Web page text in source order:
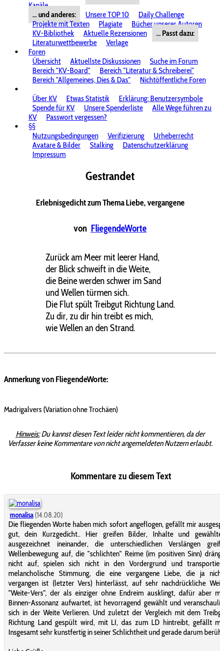
Kanäle
... und anderes:
Unsere TOP 10
Daily Challenge
Projekte mit Texten
Plagiate
Bücher unserer Autoren
KV-Bibliothek
Aktuelle Rezensionen
... Passt dazu:
Literaturwettbewerbe
Verlage
Foren
Übersicht
Aktuellste Diskussionen
Suche im Forum
Bereich "KV-Board"
Bereich "Literatur & Schreiberei"
Bereich "Allgemeines, Dies & Das"
Nichtöffentliche Foren
Über KV
Etwas Statistik
Erklärung: Benutzersymbole
Spende für KV
Unsere Spenderliste
Alle Wege führen zu
KV
Passwort vergessen?
§§
Nutzungsbedingungen
Verifizierung
Urheberrecht
Avatare & Bilder
Stalking
Datenschutzerklärung
Impressum
Gestrandet
Erlebnisgedicht zum Thema Liebe, vergangene
von FliegendeWorte
Zurück am Meer mit leerer Hand,
der Blick schweift in die Weite,
die Beine werden schwer im Sand
und Wellen türmen sich.
Die Flut spült Treibgut Richtung Land.
Zu dir, zu dir hin treibt es mich,
wie Wellen an den Strand.
Anmerkung von FliegendeWorte:
Madrigalvers (Variation ohne Trochäen)
Hinweis:Du kannst diesen Text leider nicht kommentieren, da der
Verfasser keine Kommentare von nicht angemeldeten Nutzern erlaubt.
Kommentare zu diesem Text
monalisa (14.08.20)
Die fliegenden Worte haben mich sofort angeflogen, gefällt mir
gut, dein Kurzgedicht.. Hier greifen Bilder, Inhalte und
ausgezeichnet ineinander, die unterschiedlichen Verslängen
Wellenbewegung auf, die "schlichten" Reime (im positiven Sinn)
nicht auf, spielen sich nicht in den Vordergrund und
melancholische Stimmung, die eine vergangene Liebe, die ja
vergangen ist (letzter Vers) hinterlässt, auf sehr nachdrückliche
"Weite-Vers", der als einziger ohne Endreim ausklingt, dafür aber
Binnen-Assonanz aufwartet, ist hevorragend gewählt und
sich in der Weite Verlieren. Und zuletzt der Vergleich mit dem
Richtung Land gespült wird, mit LI, das zum LD hintreibt, gefällt
Insgesamt sehr kunstfertig in seiner Schlichtheit und gerade darum